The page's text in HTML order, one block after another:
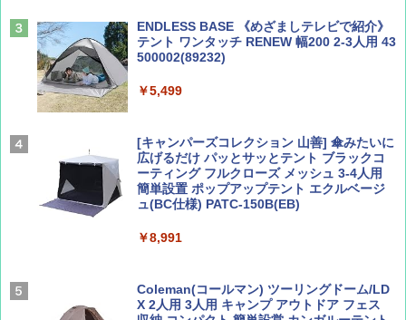
集】ボーイング110周年を祝して！
BE-PAL(ビ-パル) 2026年 9 月号【特別付録:
SOTO ミニマル"旅"財布 ランダム2種】
￥1,500
￥2,277
新しい日本地理 地図・統計・移動から読み
解く (講談社現代新書)
￥1,540
ENDLESS BASE 《めざましテレビで紹介》
テント ワンタッチ RENEW 幅200 2-3人用 43
500002(89232)
￥5,499
[キャンパーズコレクション 山善] 傘みたいに
広げるだけ パッとサッとテント ブラックコ
ーティング フルクローズ メッシュ 3-4人用
簡単設置 ポップアップテント エクルベージ
ュ(BC仕様) PATC-150B(EB)
￥8,991
Coleman(コールマン) ツーリングドーム/LD
X 2人用 3人用 キャンプ アウトドア フェス